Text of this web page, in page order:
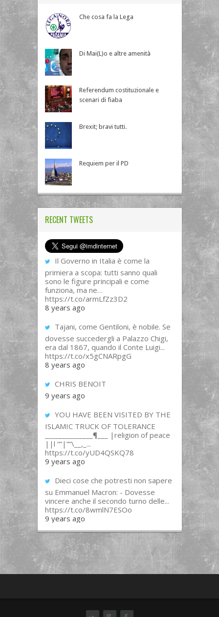
Che cosa fa la Lega
Di Mai(L)o e altre amenità
Referendum costituzionale e
scenari di fiaba
Brexit; bravi tutti.
Requiem per il PD
RECENT TWEETS
Il Governo in Italia è come la
primiera a scopa: tutti sanno quali
sono le figure principali e come
funziona, ma ne…
https://t.co/armLfZz3D2
8 years ago
Tajani, come Gentiloni, è nobile. Se
dovesse succedergli a Palazzo Chigi,
era dal 1867, quando il Conte Luigi...
https://t.co/x5gCNARpgG
8 years ago
CHRIS BENOIT
9 years ago
YOU HAVE BEEN VISITED BY THE
ISLAMIC TRUCK OF TOLERANCE
______________¶___ |religion of peace
||l “”|””\__,_...
https://t.co/yUD4QSKQ78
9 years ago
Dieci cose che potresti non sapere
su Emmanuel Macron: - Dovesse
vincere anche il secondo turno delle...
https://t.co/8wmlN7ESOo
9 years ago